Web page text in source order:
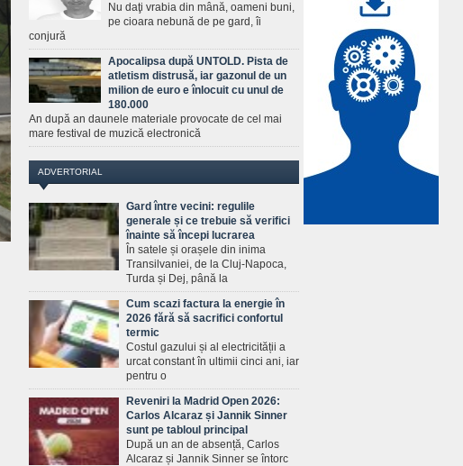
Nu daţi vrabia din mână, oameni buni,
pe cioara nebună de pe gard, îi
conjură
Apocalipsa după UNTOLD. Pista de
atletism distrusă, iar gazonul de un
milion de euro e înlocuit cu unul de
180.000
An după an daunele materiale provocate de cel mai
mare festival de muzică electronică
ADVERTORIAL
Gard între vecini: regulile
generale și ce trebuie să verifici
înainte să începi lucrarea
În satele și orașele din inima
Transilvaniei, de la Cluj-Napoca,
Turda și Dej, până la
Cum scazi factura la energie în
2026 fără să sacrifici confortul
termic
Costul gazului și al electricității a
urcat constant în ultimii cinci ani, iar
pentru o
Reveniri la Madrid Open 2026:
Carlos Alcaraz și Jannik Sinner
sunt pe tabloul principal
După un an de absență, Carlos
Alcaraz și Jannik Sinner se întorc